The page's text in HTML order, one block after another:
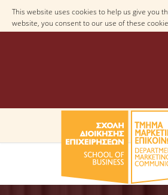
This website uses cookies to help us give you
website, you consent to our use of these